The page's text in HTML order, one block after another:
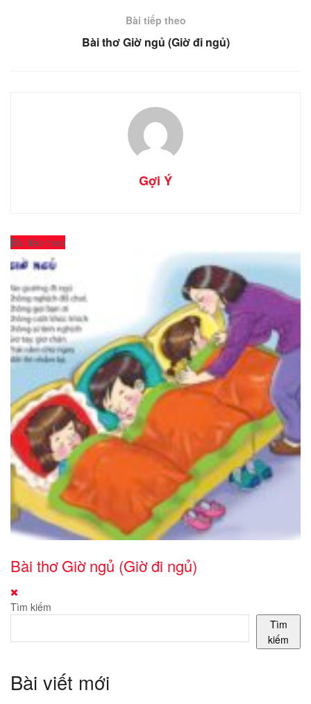
Bài tiếp theo
Bài thơ Giờ ngủ (Giờ đi ngủ)
Gợi Ý
Bài tiếp theo
Bài thơ Giờ ngủ (Giờ đi ngủ)
Tìm kiếm
Tìm
kiếm
Bài viết mới